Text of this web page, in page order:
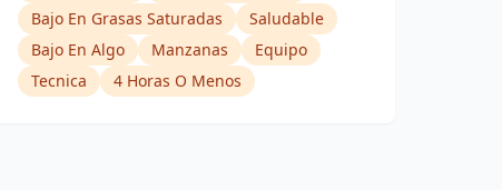
Bajo En Grasas Saturadas
Saludable
Bajo En Algo
Manzanas
Equipo
Tecnica
4 Horas O Menos